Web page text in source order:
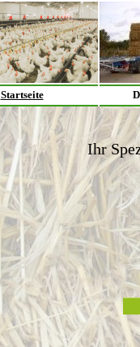
Startseite
Ihr